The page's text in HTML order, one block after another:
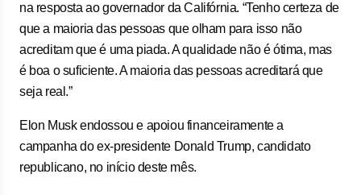
na resposta ao governador da Califórnia. “Tenho certeza de
que a maioria das pessoas que olham para isso não
acreditam que é uma piada. A qualidade não é ótima, mas
é boa o suficiente. A maioria das pessoas acreditará que
seja real.”
Elon Musk endossou e apoiou financeiramente a
campanha do ex-presidente Donald Trump, candidato
republicano, no início deste mês.